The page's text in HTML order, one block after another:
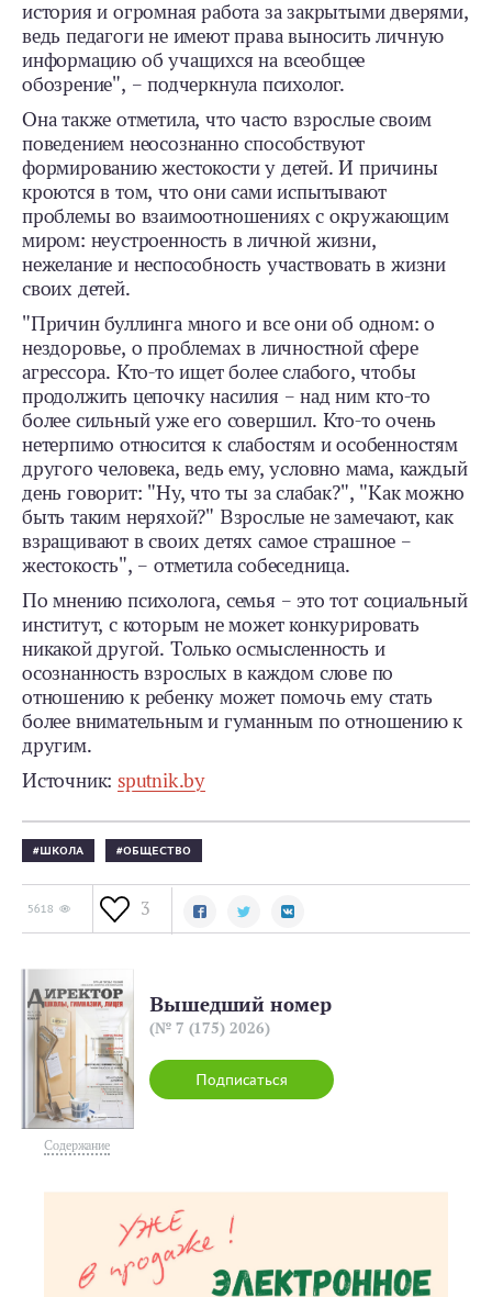
история и огромная работа за закрытыми дверями,
ведь педагоги не имеют права выносить личную
информацию об учащихся на всеобщее
обозрение", – подчеркнула психолог.
Она также отметила, что часто взрослые своим
поведением неосознанно способствуют
формированию жестокости у детей. И причины
кроются в том, что они сами испытывают
проблемы во взаимоотношениях с окружающим
миром: неустроенность в личной жизни,
нежелание и неспособность участвовать в жизни
своих детей.
"Причин буллинга много и все они об одном: о
нездоровье, о проблемах в личностной сфере
агрессора. Кто-то ищет более слабого, чтобы
продолжить цепочку насилия – над ним кто-то
более сильный уже его совершил. Кто-то очень
нетерпимо относится к слабостям и особенностям
другого человека, ведь ему, условно мама, каждый
день говорит: "Ну, что ты за слабак?", "Как можно
быть таким неряхой?" Взрослые не замечают, как
взращивают в своих детях самое страшное –
жестокость", – отметила собеседница.
По мнению психолога, семья – это тот социальный
институт, с которым не может конкурировать
никакой другой. Только осмысленность и
осознанность взрослых в каждом слове по
отношению к ребенку может помочь ему стать
более внимательным и гуманным по отношению к
другим.
Источник:sputnik.by
ШКОЛА ОБЩЕСТВО
5618 3
Содержание
Подписаться
Вышедший номер
(№ 7 (175) 2026)